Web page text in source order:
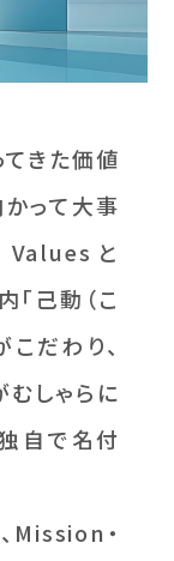
きた価値
って大事
Values と
己動（こ
こだわり、
むしゃらに
自で名付
Mission・